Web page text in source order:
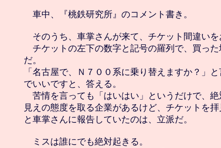
車中、『桃鉄研究所』のコメント書き。
そのうち、車掌さんが来て、チケット間違い
チケットの左下の数字と記号の羅列で、買っ
だ。
「名古屋で、Ｎ７００系に乗り替えますか？」
でいいですと、答える。
苦情を言っても「はいはい」というだけで、
見えの態度を取る企業があるけど、チケットを
と車掌さんに報告していたのは、立派だ。
ミスは誰にでも絶対起きる。